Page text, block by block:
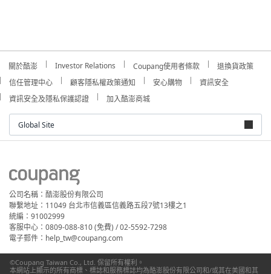
關於酷澎 Investor Relations Coupang使用者條款
退換貨政策
信任管理中心
顧客隱私權政策通知 安心購物
資訊安全
資訊安全及隱私保護認證
加入酷澎商城
Global Site
公司名稱：酷澎股份有限公司
聯繫地址：11049 台北市信義區信義路五段7號13樓之1
統編：91002999
客服中心：0809-088-810 (免費) / 02-5592-7298
電子郵件：help_tw@coupang.com
©Coupang Taiwan Co., Ltd. 保留所有權利。
本網站上顯示的所有商標、標誌和服務標誌均為酷澎股份有限公司和/或其在美國和其